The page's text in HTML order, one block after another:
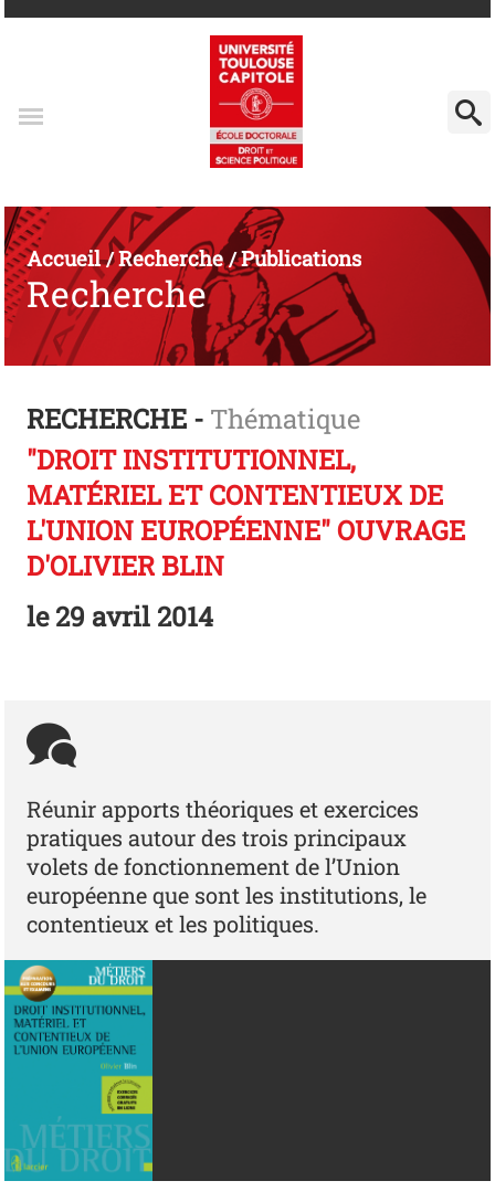
Accueil/Recherche/Publications
Recherche
RECHERCHE - Thématique
"DROIT INSTITUTIONNEL,
MATÉRIEL ET CONTENTIEUX DE
L'UNION EUROPÉENNE" OUVRAGE
D'OLIVIER BLIN
le29 avril 2014
Réunir apports théoriques et exercices
pratiques autour des trois principaux
volets de fonctionnement de l’Union
européenne que sont les institutions, le
contentieux et les politiques.